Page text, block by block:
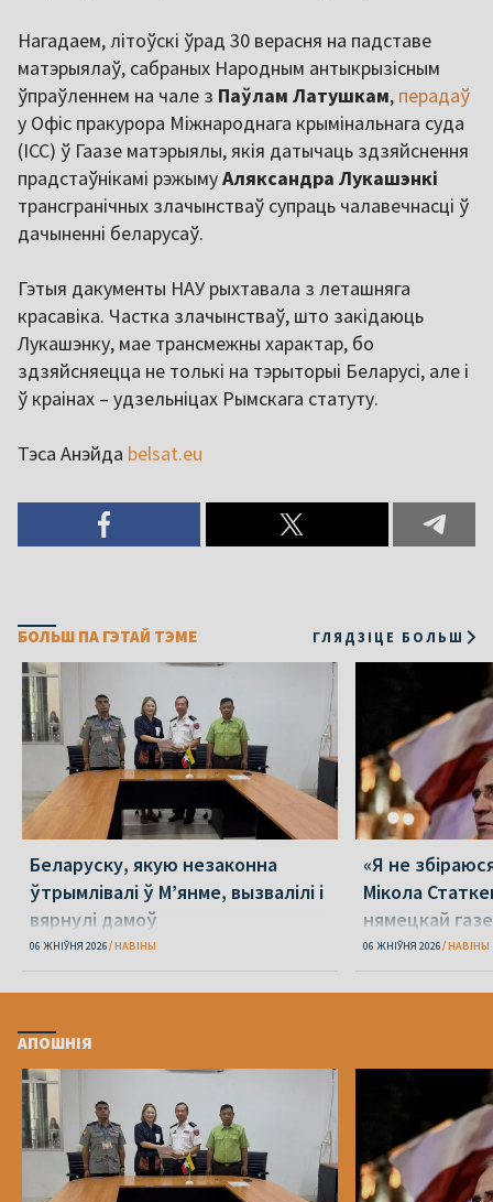
Нагадаем, літоўскі ўрад 30 верасня на падставе
матэрыялаў, сабраных Народным антыкрызісным
ўпраўленнем на чале з Паўлам Латушкам, перадаў
у Офіс пракурора Міжнароднага крымінальнага суда
(ICC) ў Гаазе матэрыялы, якія датычаць здзяйснення
прадстаўнікамі рэжымуАляксандра Лукашэнкі
трансгранічных злачынстваў супраць чалавечнасці ў
дачыненні беларусаў.
Гэтыя дакументы НАУ рыхтавала з леташняга
красавіка. Частка злачынстваў, што закідаюць
Лукашэнку, мае трансмежны характар, бо
здзяйсняецца не толькі на тэрыторыі Беларусі, але і
ў краінах – удзельніцах Рымскага статуту.
Тэса Анэйда belsat.eu
БОЛЬШ ПА ГЭТАЙ ТЭМЕ ГЛЯДЗІЦЕ БОЛЬШ
Беларуску, якую незаконна
ўтрымлівалі ў М’янме, вызвалілі і
вярнулі дамоў
06 ЖНІЎНЯ 2026 НАВІНЫ
«Я не
Мікола
нямецкай
06 ЖНІЎНЯ 2026 НАВІНЫ
АПОШНІЯ